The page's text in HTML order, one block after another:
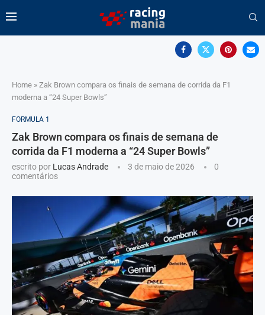
Home » Zak Brown compara os finais de semana de corrida da F1
moderna a “24 Super Bowls”
FORMULA 1
Zak Brown compara os finais de semana de
corrida da F1 moderna a “24 Super Bowls”
escrito por Lucas Andrade 3 de maio de 2026
0
comentários